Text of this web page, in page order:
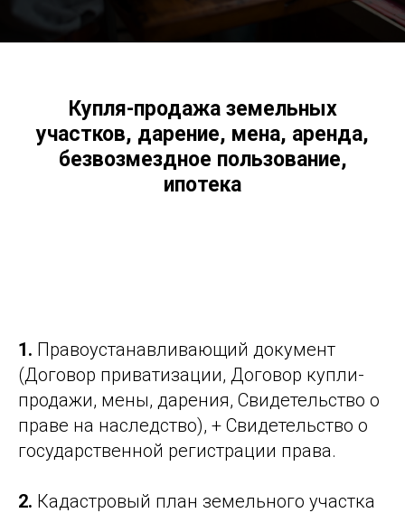
Купля-продажа земельных
участков, дарение, мена, аренда,
безвозмездное пользование,
ипотека
1. Правоустанавливающий документ
(Договор приватизации, Договор купли-
продажи, мены, дарения, Свидетельство о
праве на наследство), + Свидетельство о
государственной регистрации права.
2. Кадастровый план земельного участка